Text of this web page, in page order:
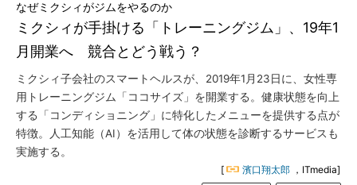
ミクシィが手掛ける「トレーニングジム」、19年1
月開業へ 競合とどう戦う？
なぜミクシィがジムをやるのか
ミクシィ子会社のスマートヘルスが、2019年1月23日に、女性専
用トレーニングジム「ココサイズ」を開業する。健康状態を向上
する「コンディショニング」に特化したメニューを提供する点が
特徴。人工知能（AI）を活用して体の状態を診断するサービスも
実施する。
[ 濱口翔太郎 ，ITmedia]